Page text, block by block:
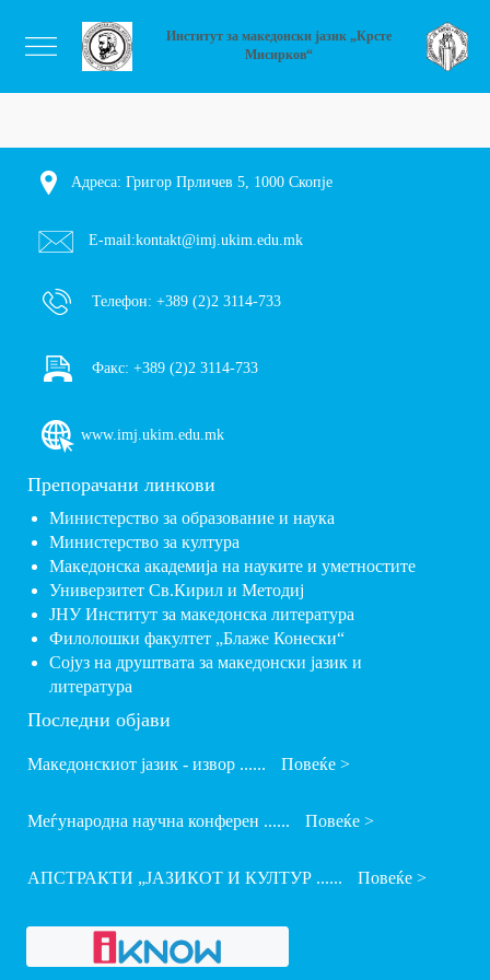
Институт за македонски јазик „Крсте
Мисирков“
Адреса: Григор Прличев 5, 1000 Скопје
E-mail:kontakt@imj.ukim.edu.mk
Телефон: +389 (2)2 3114-733
Факс: +389 (2)2 3114-733
www.imj.ukim.edu.mk
Препорачани линкови
Министерство за образование и наука
Министерство за култура
Македонска академија на науките и уметностите
Универзитет Св.Кирил и Методиј
ЈНУ Институт за македонска литература
Филолошки факултет „Блаже Конески“
Сојуз на друштвата за македонски јазик и
литература
Последни објави
Македонскиот јазик - извор ...... Повеќе >
Меѓународна научна конферен ...... Повеќе >
АПСТРАКТИ „ЈАЗИКОТ И КУЛТУР ...... Повеќе >